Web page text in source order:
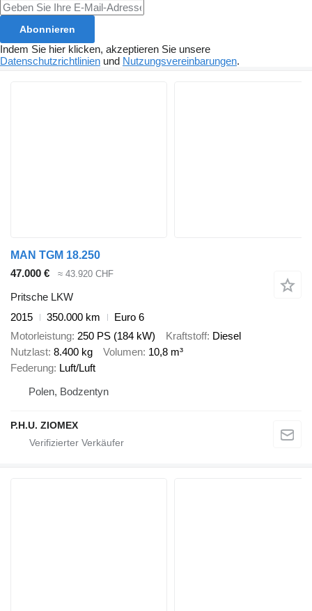
Abonnieren
Indem Sie hier klicken, akzeptieren Sie unsere
Datenschutzrichtlinien und Nutzungsvereinbarungen.
MAN TGM 18.250
47.000 €
≈ 43.920 CHF
Pritsche LKW
2015
350.000 km
Euro 6
Motorleistung 250 PS (184 kW) Kraftstoff Diesel
Nutzlast 8.400 kg Volumen 10,8 m³
Federung Luft/Luft
Polen, Bodzentyn
P.H.U. ZIOMEX